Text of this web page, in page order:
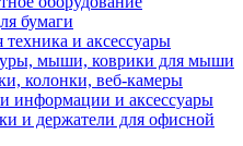
бумаги
и аксессуары
мыши, коврики для мыши
колонки, веб-камеры
информации и аксессуары
и держатели для офисной